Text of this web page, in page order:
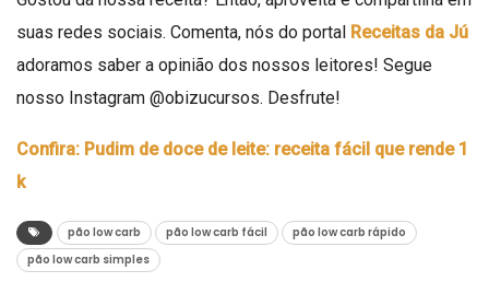
suas redes sociais. Comenta, nós do portal Receitas da Jú
adoramos saber a opinião dos nossos leitores! Segue
nosso Instagram @obizucursos. Desfrute!
Confira: Pudim de doce de leite: receita fácil que rende 1
k
pão low carb pão low carb fácil
pão low carb rápido
pão low carb simples